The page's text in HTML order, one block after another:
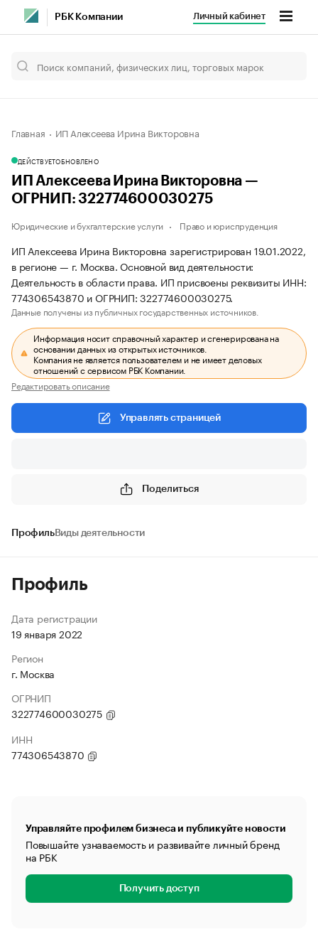
РБК Компании Личный кабинет
Главная ИП Алексеева Ирина Викторовна
ДЕЙСТВУЕТОБНОВЛЕНО
ИП Алексеева Ирина Викторовна —
ОГРНИП: 322774600030275
Юридические и бухгалтерские услуги Право и юриспруденция
ИП Алексеева Ирина Викторовна зарегистрирован 19.01.2022,
в регионе — г. Москва. Основной вид деятельности:
Деятельность в области права. ИП присвоены реквизиты ИНН:
774306543870 и ОГРНИП: 322774600030275.
Данные получены из публичных государственных источников.
Информация носит справочный характер и сгенерирована на
основании данных из открытых источников.
Компания не является пользователем и не имеет деловых
отношений с сервисом РБК Компании.
Редактировать описание
Управлять страницей
Поделиться
ПрофильВиды деятельности
Профиль
Дата регистрации
19 января 2022
Регион
г. Москва
ОГРНИП
322774600030275
ИНН
774306543870
Управляйте профилем бизнеса и публикуйте новости
Повышайте узнаваемость и развивайте личный бренд
на РБК
Получить доступ